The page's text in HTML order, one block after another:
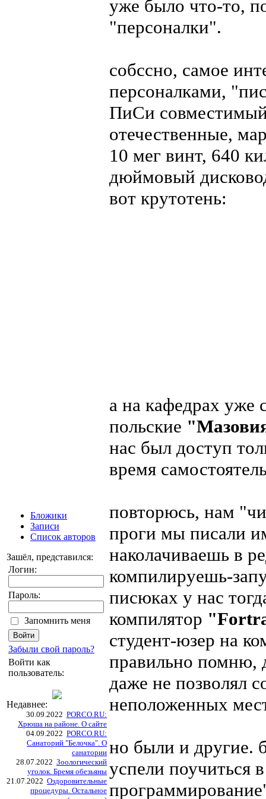
Бложики
Записи
Список авторов
Зашёл, представился:
Логин:
Пароль:
Запомнить меня
Забыли свой пароль?
Войти как
пользователь:
Недавнее:
30.09.2022 PORCO.RU:
Хрюша на районе. О сайте
04.09.2022 PORCO.RU:
Санаторий "Белочка". О
санатории
28.07.2022 Зоологический
уголок. Бремя обезьяны
21.07.2022 Оздоровительные
процедуры. Остальное
уже было что-то,
"персоналки".
собссно, самое
персоналками,
ПиСи
отечественные,
10 мег винт, 640
дюймовый
вот крутотень:
а на кафедрах уже
польские
нас был доступ
время
повторюсь, нам
проги мы писали
наколачиваешь в
компилируешь-
писюках у нас
компилятор
студент-юзер на
правильно помню,
даже не позволял
неположенных
но были и другие.
успели поучиться